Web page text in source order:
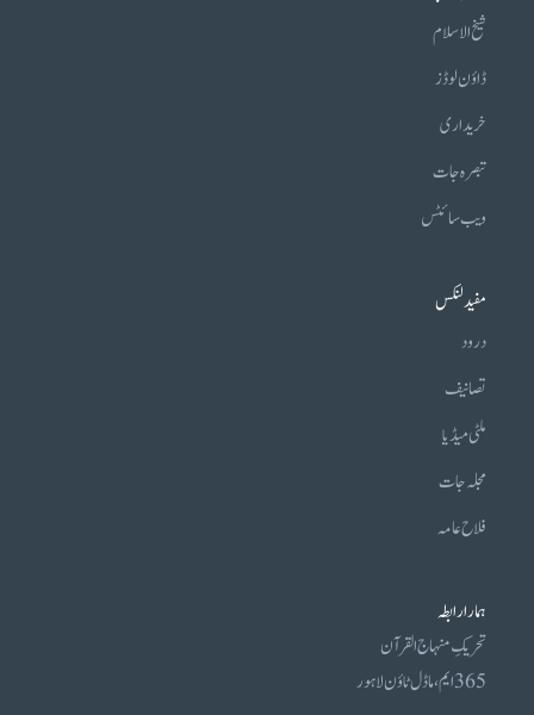
شیخ الاسلام
ڈاؤن لوڈز
خریداری
تبصرہ جات
ویب سائٹس
مفید لنکس
درود
تصانیف
ملٹی میڈیا
مجلہ جات
فلاح عامہ
ہمارا رابطہ
تحریکِ منہاج القرآن
365 ایم، ماڈل ٹاؤن لاہور